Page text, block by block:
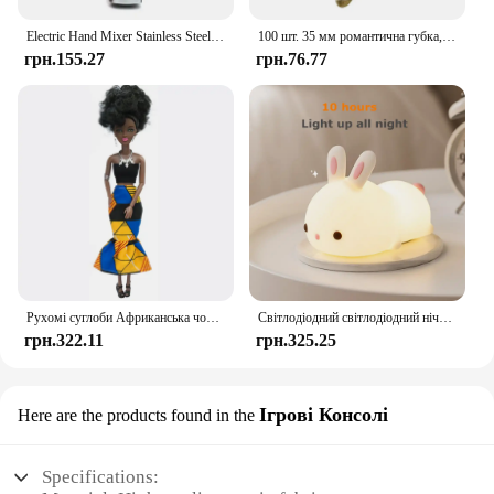
Electric Hand Mixer Stainless Steel Lightweight Blender for Baking & Cooking
грн.155.27
100 шт. 35 мм романтична губка, атласна тканина, пелюстки серця, весільні конфетті, стіл, ліжко, пелюстки серця, весільні прикраси до Дня Святого Валентина
грн.76.77
Рухомі суглоби Африканська чорна лялька для американських ляльок Аксесуари Нуді Тіло з одягом для Барбі Іграшка Дівчинка Прикидайся Дитяча іграшка Подарунок
грн.322.11
Світлодіодний світлодіодний нічник із кроликом із сенсорним датчиком RGB, 16 кольорів, силіконова лампа-кролик, що перезаряджається через USB, для дітей, дитяча іграшка, подарунок на фестиваль
грн.325.25
Here are the products found in the Ігрові Консолі
Specifications: